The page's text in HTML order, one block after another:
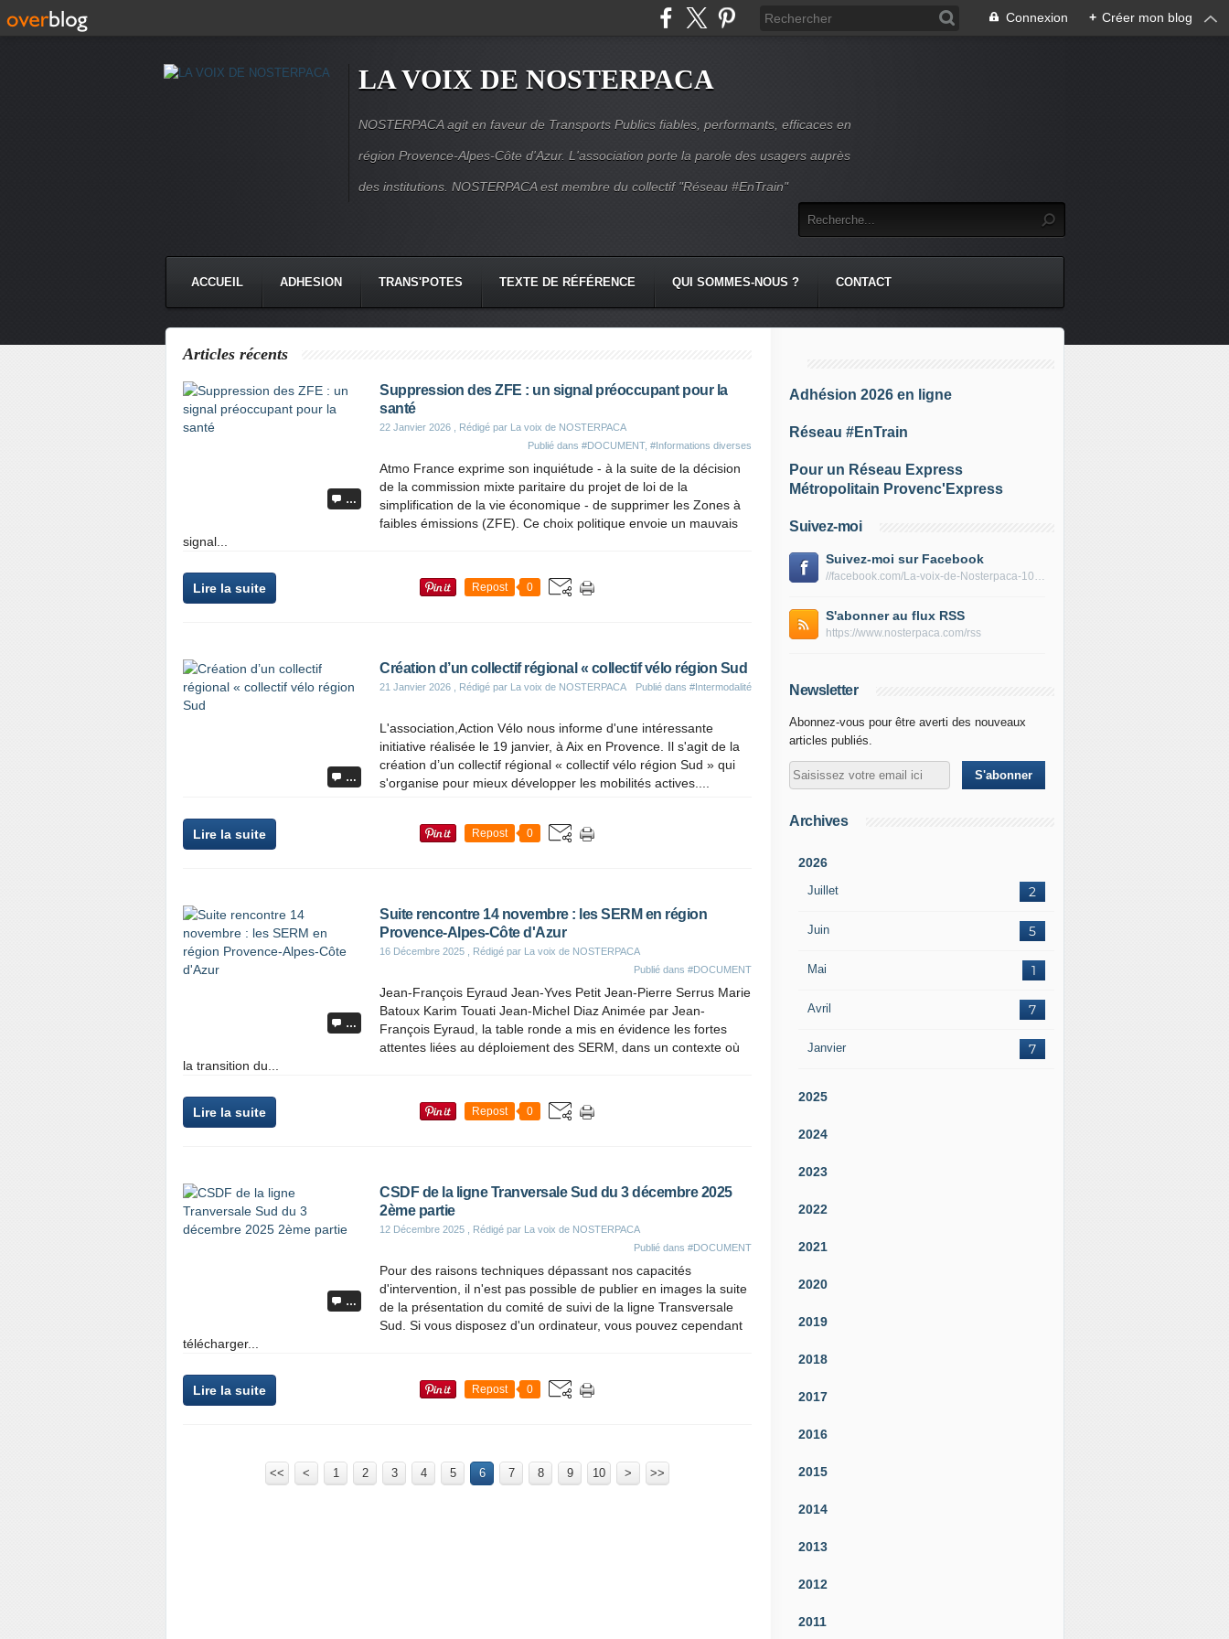
Connexion + Créer mon blog
LA VOIX DE NOSTERPACA
NOSTERPACA agit en faveur de Transports Publics fiables, performants, efficaces en
région Provence-Alpes-Côte d'Azur. L'association porte la parole des usagers auprès
des institutions. NOSTERPACA est membre du collectif "Réseau #EnTrain"
ACCUEIL ADHESION TRANS'POTES TEXTE DE RÉFÉRENCE QUI SOMMES-NOUS ? CONTACT
Articles récents
…
Suppression des ZFE : un signal préoccupant pour la
santé
22 Janvier 2026 , Rédigé par La voix de NOSTERPACA
Publié dans #DOCUMENT, #Informations diverses
Atmo France exprime son inquiétude - à la suite de la décision
de la commission mixte paritaire du projet de loi de la
simplification de la vie économique - de supprimer les Zones à
faibles émissions (ZFE). Ce choix politique envoie un mauvais
signal...
Lire la suite Repost 0
…
Création d’un collectif régional « collectif vélo région Sud
21 Janvier 2026 , Rédigé par La voix de NOSTERPACA Publié dans #Intermodalité
L'association,Action Vélo nous informe d'une intéressante
initiative réalisée le 19 janvier, à Aix en Provence. Il s'agit de la
création d’un collectif régional « collectif vélo région Sud » qui
s'organise pour mieux développer les mobilités actives....
Lire la suite Repost 0
…
Suite rencontre 14 novembre : les SERM en région
Provence-Alpes-Côte d'Azur
16 Décembre 2025 , Rédigé par La voix de NOSTERPACA
Publié dans #DOCUMENT
Jean-François Eyraud Jean-Yves Petit Jean-Pierre Serrus Marie
Batoux Karim Touati Jean-Michel Diaz Animée par Jean-
François Eyraud, la table ronde a mis en évidence les fortes
attentes liées au déploiement des SERM, dans un contexte où
la transition du...
Lire la suite Repost 0
…
CSDF de la ligne Tranversale Sud du 3 décembre 2025
2ème partie
12 Décembre 2025 , Rédigé par La voix de NOSTERPACA
Publié dans #DOCUMENT
Pour des raisons techniques dépassant nos capacités
d'intervention, il n'est pas possible de publier en images la suite
de la présentation du comité de suivi de la ligne Transversale
Sud. Si vous disposez d'un ordinateur, vous pouvez cependant
télécharger...
Lire la suite Repost 0
<< < 1 2 3 4 5 6 7 8 9 10 20
30
40
50
60
70
80
90
100
200
300
400
500
600
700
> >>
Adhésion 2026 en ligne
Réseau #EnTrain
Pour un Réseau Express
Métropolitain Provenc'Express
Suivez-moi
Suivez-moi sur Facebook
//facebook.com/La-voix-de-Nosterpaca-106434384284735
S'abonner au flux RSS
https://www.nosterpaca.com/rss
Newsletter
Abonnez-vous pour être averti des nouveaux
articles publiés.
Archives
2026
Juillet 2
Juin 5
Mai 1
Avril 7
Janvier 7
2025
2024
2023
2022
2021
2020
2019
2018
2017
2016
2015
2014
2013
2012
2011